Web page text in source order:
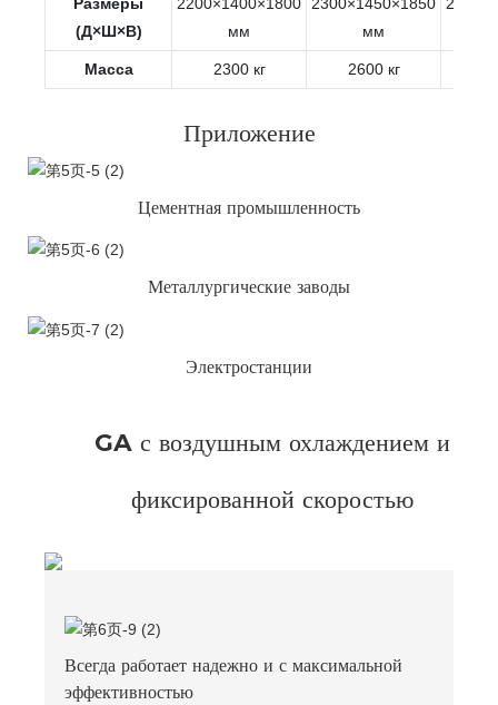
(Д×Ш×В)
мм
мм
Масса 2300 кг 2600 кг
Приложение
Цементная промышленность
Металлургические заводы
Электростанции
GA с воздушным охлаждением и
фиксированной скоростью
Всегда работает надежно и с максимальной
эффективностью